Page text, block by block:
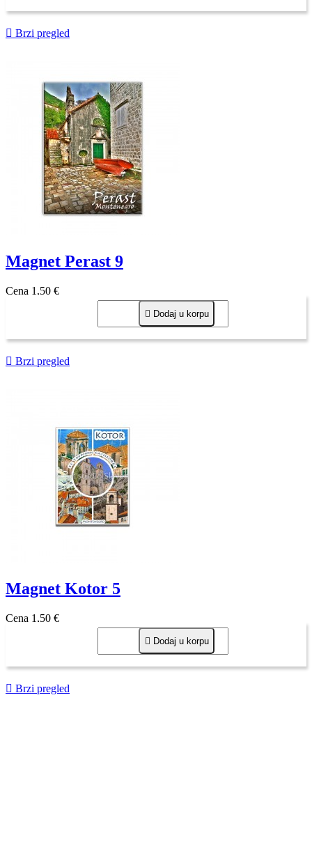
 Brzi pregled
Magnet Perast 9
Cena 1,50 €
 Dodaj u korpu
 Brzi pregled
Magnet Kotor 5
Cena 1,50 €
 Dodaj u korpu
 Brzi pregled